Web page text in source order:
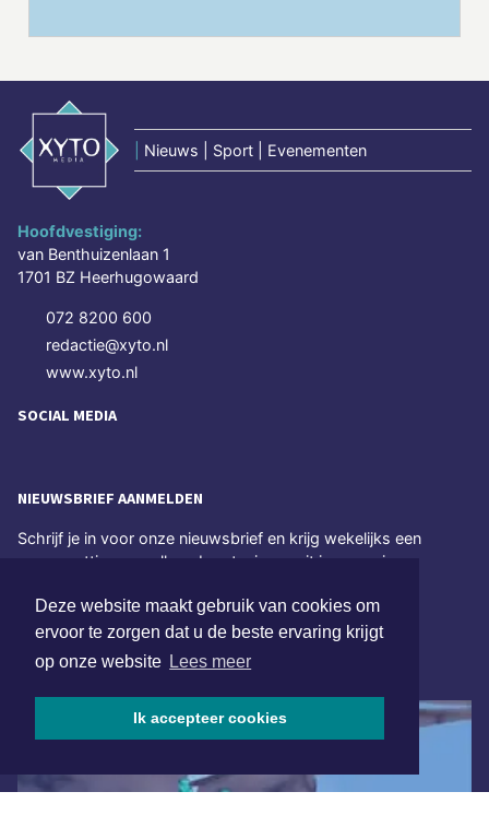
Deze website maakt gebruik van cookies om
ervoor te zorgen dat u de beste ervaring krijgt
op onze website Lees meer
Ik accepteer cookies
Nieuws | Sport | Evenementen
Hoofdvestiging:
van Benthuizenlaan 1
1701 BZ Heerhugowaard
072 8200 600
redactie@xyto.nl
www.xyto.nl
SOCIAL MEDIA
NIEUWSBRIEF AANMELDEN
Schrijf je in voor onze nieuwsbrief en krijg wekelijks een
samenvatting van alle gebeurtenissen uit jouw regio.
Aanmelden
ONLINE DAGBLADEN